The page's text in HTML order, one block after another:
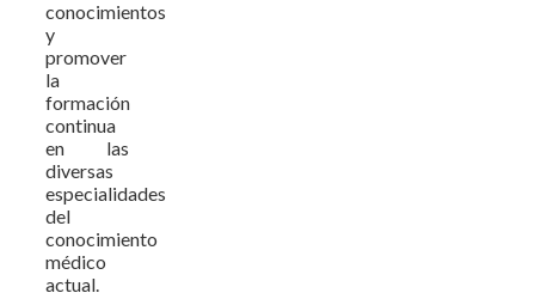
conocimientos
y
promover
la
formación
continua
en las
diversas
especialidades
del
conocimiento
médico
actual.